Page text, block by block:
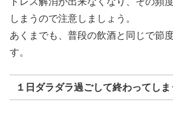
しまうので注意しましょう。
あくまでも、普段の飲酒と同じで節
す。
１日ダラダラ過ごして終わってしま